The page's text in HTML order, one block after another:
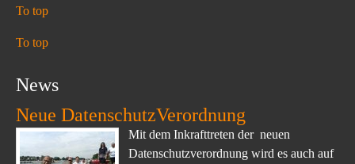
To top
To top
News
Neue DatenschutzVerordnung
Mit dem Inkrafttreten der neuen
Datenschutzverordnung wird es auch auf